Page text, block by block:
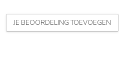
JE BEOORDELING TOEVOEGEN